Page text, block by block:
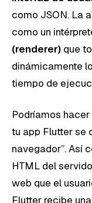
como JSON. La
como un
(renderer) que
dinámicamente
tiempo de
Podríamos
tu app Flutter se
navegador”. Así
HTML del
web que el
Flutter recibe